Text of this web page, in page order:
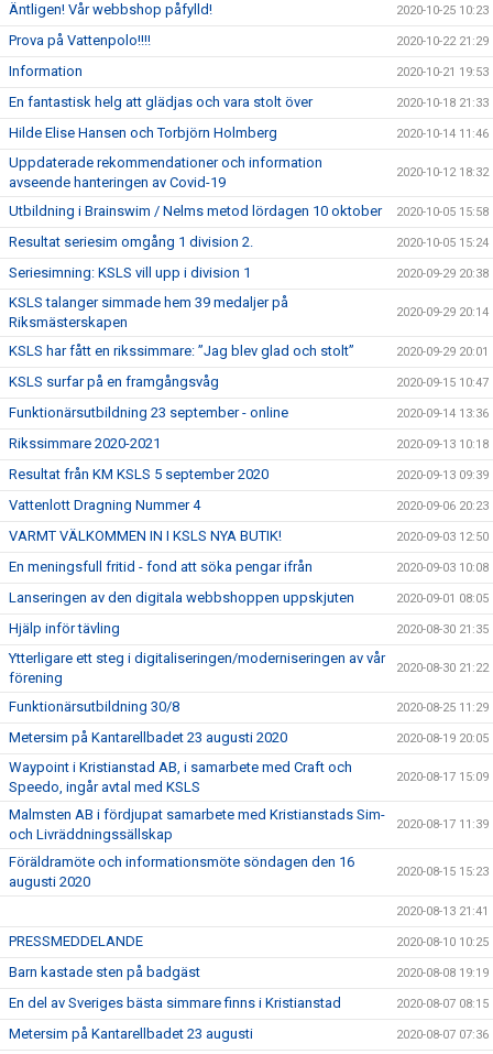
Äntligen! Vår webbshop påfylld! 2020-10-25 10:23
Prova på Vattenpolo!!!! 2020-10-22 21:29
Information 2020-10-21 19:53
En fantastisk helg att glädjas och vara stolt över 2020-10-18 21:33
Hilde Elise Hansen och Torbjörn Holmberg 2020-10-14 11:46
Uppdaterade rekommendationer och information
avseende hanteringen av Covid-19
2020-10-12 18:32
Utbildning i Brainswim / Nelms metod lördagen 10 oktober 2020-10-05 15:58
Resultat seriesim omgång 1 division 2. 2020-10-05 15:24
Seriesimning: KSLS vill upp i division 1 2020-09-29 20:38
KSLS talanger simmade hem 39 medaljer på
Riksmästerskapen
2020-09-29 20:14
KSLS har fått en rikssimmare: ”Jag blev glad och stolt” 2020-09-29 20:01
KSLS surfar på en framgångsvåg 2020-09-15 10:47
Funktionärsutbildning 23 september - online 2020-09-14 13:36
Rikssimmare 2020-2021 2020-09-13 10:18
Resultat från KM KSLS 5 september 2020 2020-09-13 09:39
Vattenlott Dragning Nummer 4 2020-09-06 20:23
VARMT VÄLKOMMEN IN I KSLS NYA BUTIK! 2020-09-03 12:50
En meningsfull fritid - fond att söka pengar ifrån 2020-09-03 10:08
Lanseringen av den digitala webbshoppen uppskjuten 2020-09-01 08:05
Hjälp inför tävling 2020-08-30 21:35
Ytterligare ett steg i digitaliseringen/moderniseringen av vår
förening
2020-08-30 21:22
Funktionärsutbildning 30/8 2020-08-25 11:29
Metersim på Kantarellbadet 23 augusti 2020 2020-08-19 20:05
Waypoint i Kristianstad AB, i samarbete med Craft och
Speedo, ingår avtal med KSLS
2020-08-17 15:09
Malmsten AB i fördjupat samarbete med Kristianstads Sim-
och Livräddningssällskap
2020-08-17 11:39
Föräldramöte och informationsmöte söndagen den 16
augusti 2020
2020-08-15 15:23
2020-08-13 21:41
PRESSMEDDELANDE 2020-08-10 10:25
Barn kastade sten på badgäst 2020-08-08 19:19
En del av Sveriges bästa simmare finns i Kristianstad 2020-08-07 08:15
Metersim på Kantarellbadet 23 augusti 2020-08-07 07:36